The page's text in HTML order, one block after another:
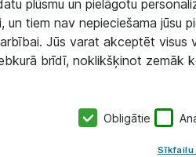
plūsmu un pielāgotu
un tiem nav nepieciešama jūsu
Jūs varat akceptēt visus
brīdī, noklikšķinot zemāk
Obligātie